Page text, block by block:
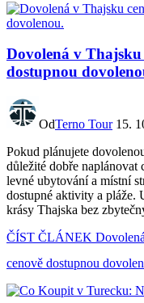
Dovolená v
dostupnou
OdTerno Tour 15.
Pokud plánujete
důležité dobře naplánovat
levné ubytování a místní
dostupné aktivity a pláže.
krásy Thajska bez
ČÍST ČLÁNEK
cenově dostupnou